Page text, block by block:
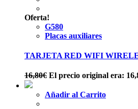
Oferta!
G580
Placas auxiliares
TARJETA RED WIFI
16,80€ El precio original era:
Añadir al Carrito